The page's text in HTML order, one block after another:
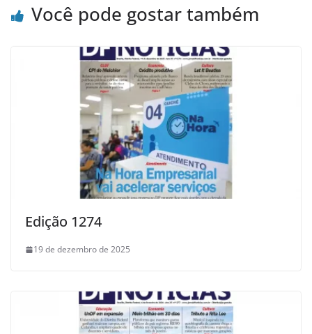
Você pode gostar também
Edição 1274
19 de dezembro de 2025